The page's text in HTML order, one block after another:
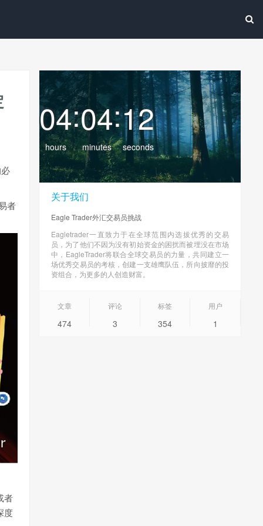
者
者
度
04
hours
:04
minutes
:15
seconds
关于我们
Eagle Trader外汇交易员挑战
Eagletrader一直致力于在全球范围内选拔优秀的交易
员，为了他们不因为没有初始资金的困扰而被埋没在市场
中，EagleTrader将联合全球交易员的力量，共同建立一
场优秀交易员的考核，创建一支雄鹰队伍，所向披靡的投
资组合，为更多的人创造财富。
文章
474
评论
3
标签
354
用户
1